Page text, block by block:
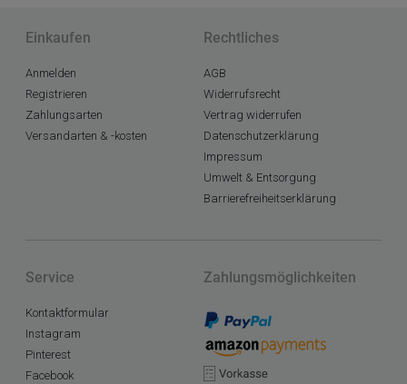
Einkaufen
Anmelden
Registrieren
Zahlungsarten
Versandarten & -kosten
Rechtliches
AGB
Widerrufsrecht
Vertrag widerrufen
Datenschutzerklärung
Impressum
Umwelt & Entsorgung
Barrierefreiheitserklärung
Service
Kontaktformular
Instagram
Pinterest
Facebook
Zahlungsmöglichkeiten